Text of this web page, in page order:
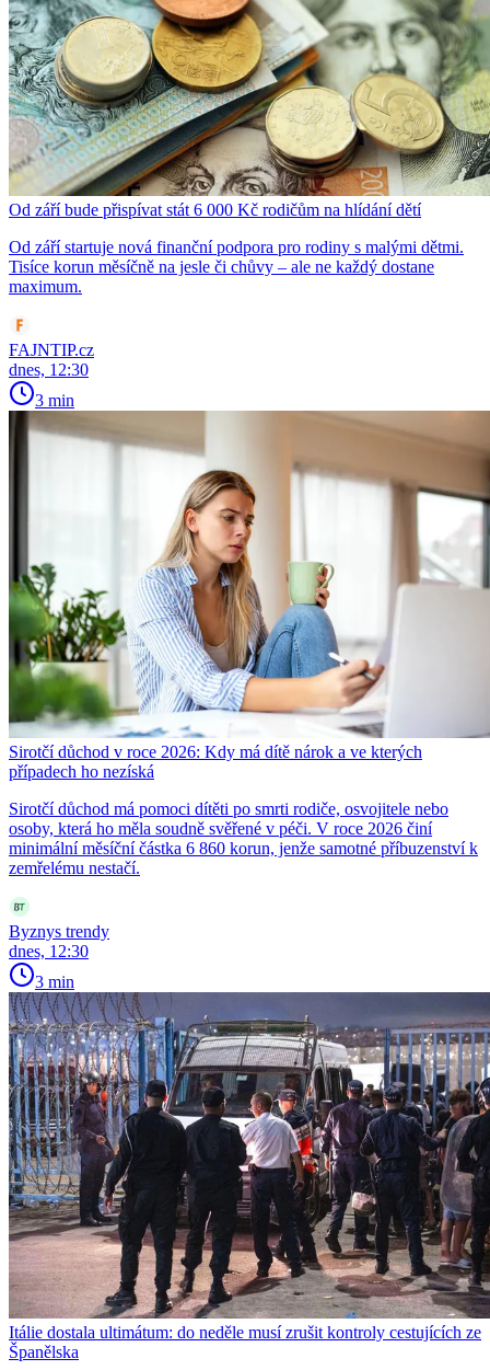
Od září bude přispívat stát 6 000 Kč rodičům na hlídání dětí
Od září startuje nová finanční podpora pro rodiny s malými dětmi.
Tisíce korun měsíčně na jesle či chůvy – ale ne každý dostane
maximum.
FAJNTIP.cz
dnes, 12:30
3 min
Sirotčí důchod v roce 2026: Kdy má dítě nárok a ve kterých
případech ho nezíská
Sirotčí důchod má pomoci dítěti po smrti rodiče, osvojitele nebo
osoby, která ho měla soudně svěřené v péči. V roce 2026 činí
minimální měsíční částka 6 860 korun, jenže samotné příbuzenství k
zemřelému nestačí.
Byznys trendy
dnes, 12:30
3 min
Itálie dostala ultimátum: do neděle musí zrušit kontroly cestujících ze
Španělska